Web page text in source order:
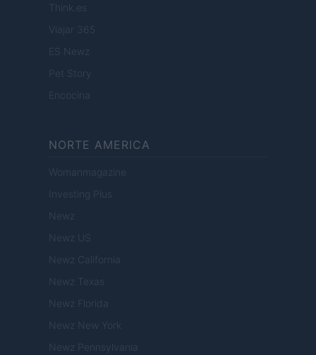
Think.es
Viajar 365
ES Newz
Pet Story
Encocina
NORTE AMERICA
Womanmagazine
Investing Plus
Newz
Newz US
Newz California
Newz Texas
Newz Florida
Newz New York
Newz Pennsylvania